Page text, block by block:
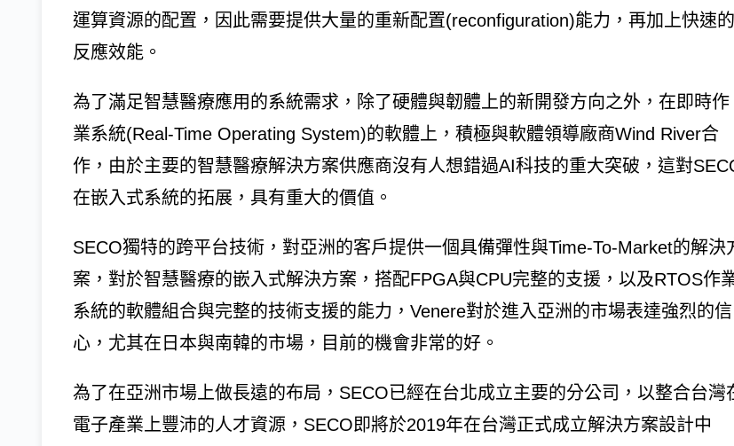
運算資源的配置，因此需要提供大量的重新配置(reconfiguration)能力，再加上快速的
反應效能。
為了滿足智慧醫療應用的系統需求，除了硬體與韌體上的新開發方向之外，在即時作
業系統(Real-Time Operating System)的軟體上，積極與軟體領導廠商Wind River合
作，由於主要的智慧醫療解決方案供應商沒有人想錯過AI科技的重大突破，這對
在嵌入式系統的拓展，具有重大的價值。
SECO獨特的跨平台技術，對亞洲的客戶提供一個具備彈性與Time-To-Market的解決
案，對於智慧醫療的嵌入式解決方案，搭配FPGA與CPU完整的支援，以及RTOS作
系統的軟體組合與完整的技術支援的能力，Venere對於進入亞洲的市場表達強烈的信
心，尤其在日本與南韓的市場，目前的機會非常的好。
為了在亞洲市場上做長遠的布局，SECO已經在台北成立主要的分公司，以整合台灣
電子產業上豐沛的人才資源，SECO即將於2019年在台灣正式成立解決方案設計中